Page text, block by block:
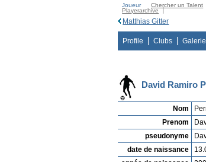
Joueur Chercher un Talent
Playerarchive
Matthias Gitter
Profile Clubs Galerie
David Ramiro
Nom
Prenom
pseudonyme
date de naissance